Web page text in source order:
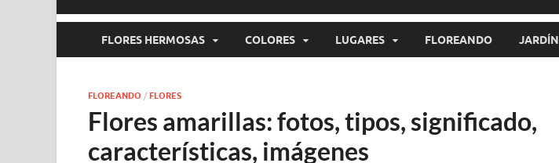
FLORES HERMOSAS COLORES LUGARES FLOREANDO JARDÍN
FLOREANDO / FLORES
Flores amarillas: fotos, tipos, significado,
características, imágenes